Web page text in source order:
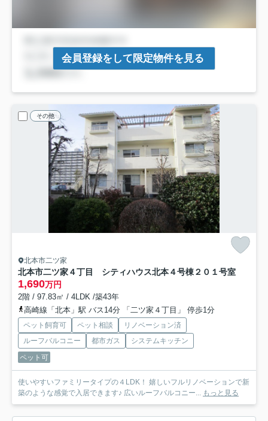
会員登録をして限定物件を見る
その他
北本市二ツ家
北本市二ツ家４丁目 シティハウス北本４号棟２０１号室
1,690万円
2階 / 97.83㎡ / 4LDK /築43年
高崎線「北本」駅 バス14分 「二ツ家４丁目」 停歩1分
ペット飼育可 ペット相談
リノベーション済
ルーフバルコニー
都市ガス
システムキッチン
ペット可
使いやすいファミリータイプの４LDK！ 嬉しいフルリノベーションで新
築のような感覚で入居できます♪ 広いルーフバルコニー... もっと見る